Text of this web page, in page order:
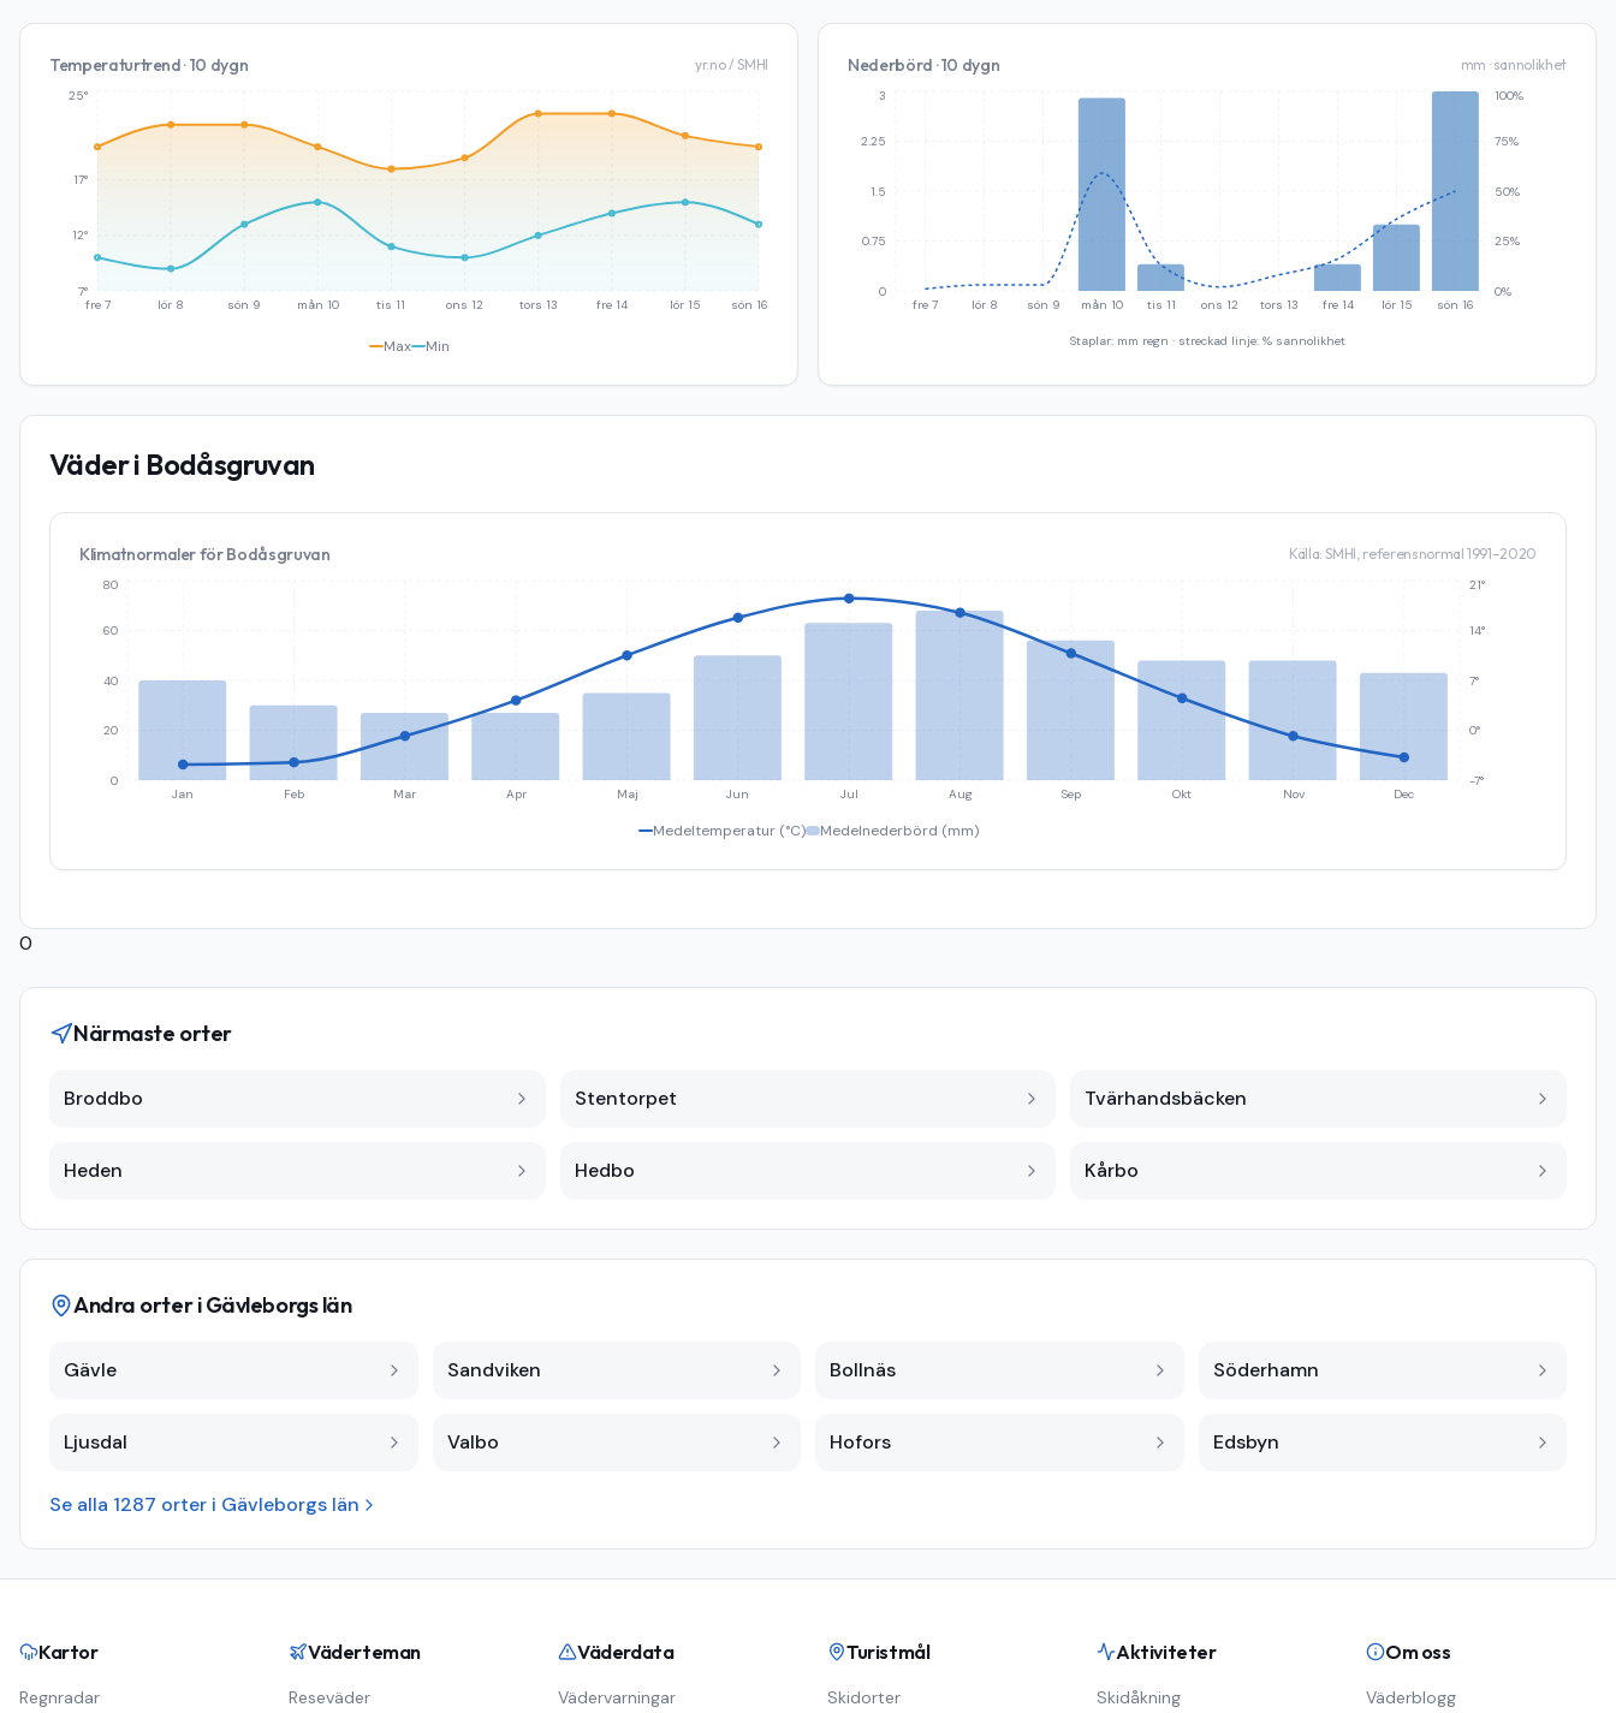
Temperaturtrend · 10 dygn yr.no / SMHI
fre 7 lör 8 sön 9 mån 10 tis 11 ons 12 tors 13 fre 14 lör 15 sön 16
7°
12°
17°
25°
Max Min
Nederbörd · 10 dygn mm · sannolikhet
fre 7 lör 8 sön 9 mån 10 tis 11 ons 12 tors 13 fre 14 lör 15 sön 16
0
0.75
1.5
2.25
3
0%
25%
50%
75%
100%
Staplar: mm regn · streckad linje: % sannolikhet
Väder i Bodåsgruvan
Klimatnormaler förBodåsgruvan Källa: SMHI, referensnormal 1991–2020
Jan Feb Mar Apr Maj Jun Jul Aug Sep Okt Nov Dec
0
20
40
60
80
-7°
0°
7°
14°
21°
Medeltemperatur (°C) Medelnederbörd (mm)
0
Närmaste orter
Broddbo Stentorpet Tvärhandsbäcken
Heden Hedbo Kårbo
Andra orter iGävleborgs län
Gävle Sandviken Bollnäs Söderhamn
Ljusdal Valbo Hofors Edsbyn
Se alla 1287 orter i Gävleborgs län
Kartor
Regnradar
Väderteman
Reseväder
Väderdata
Vädervarningar
Turistmål
Skidorter
Aktiviteter
Skidåkning
Om oss
Väderblogg